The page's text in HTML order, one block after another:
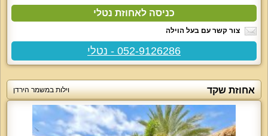
כניסה לאחוזת נטלי
צור קשר עם בעל הוילה
052-9126286 - נטלי
אחוזת שקד וילות במשמר הירדן